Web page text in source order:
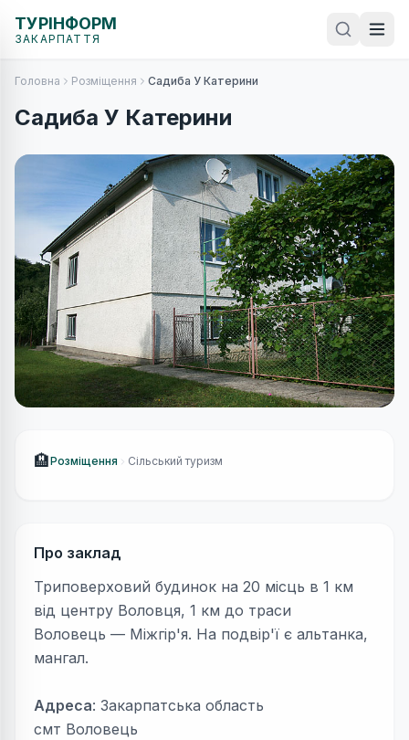
ТУРІНФОРМ
ЗАКАРПАТТЯ
Головна Розміщення Садиба У Катерини
Садиба У Катерини
🏨Розміщення Сільський туризм
Про заклад
Триповерховий будинок на 20 місць в 1 км
від центру Воловця, 1 км до траси
Воловець — Міжгір'я. На подвір'ї є альтанка,
мангал.
Адреса: Закарпатська область
смт Воловець